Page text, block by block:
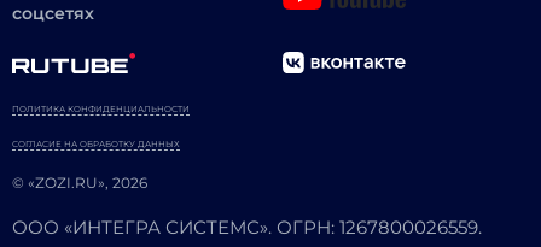
соцсетях
© «ZOZI.RU», 2026
ПОЛИТИКА КОНФИДЕНЦИАЛЬНОСТИ
СОГЛАСИЕ НА ОБРАБОТКУ ДАННЫХ
ООО «ИНТЕГРА СИСТЕМС». ОГРН: 1267800026559.